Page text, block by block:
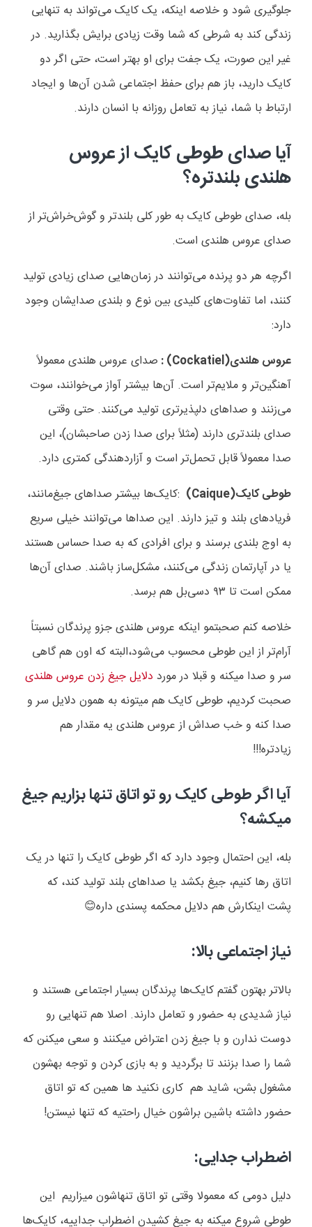
جلوگیری شود و خلاصه اینکه، یک کایک می‌تواند به تنهایی
زندگی کند به شرطی که شما وقت زیادی برایش بگذارید. در
غیر این صورت، یک جفت برای او بهتر است، حتی اگر دو
کایک دارید، باز هم برای حفظ اجتماعی شدن آن‌ها و ایجاد
ارتباط با شما، نیاز به تعامل روزانه با انسان دارند.
آیا صدای طوطی کایک از عروس
هلندی بلندتره؟
بله، صدای طوطی کایک به طور کلی بلندتر و گوش‌خراش‌تر از
صدای عروس هلندی است.
اگرچه هر دو پرنده می‌توانند در زمان‌هایی صدای زیادی تولید
کنند، اما تفاوت‌های کلیدی بین نوع و بلندی صدایشان وجود
دارد:
عروس هلندی(Cockatiel)
: صدای عروس هلندی معمولاً
آهنگین‌تر و ملایم‌تر است. آن‌ها بیشتر آواز می‌خوانند، سوت
می‌زنند و صداهای دلپذیرتری تولید می‌کنند. حتی وقتی
صدای بلندتری دارند (مثلاً برای صدا زدن صاحبشان)، این
صدا معمولاً قابل تحمل‌تر است و آزاردهندگی کمتری دارد.
طوطی کایک(Caique) :کایک‌ها بیشتر صداهای جیغ‌مانند،
فریادهای بلند و تیز دارند. این صداها می‌توانند خیلی سریع
به اوج بلندی برسند و برای افرادی که به صدا حساس هستند
یا در آپارتمان زندگی می‌کنند، مشکل‌ساز باشند. صدای آن‌ها
ممکن است تا ۹۳ دسی‌بل هم برسد.
خلاصه کنم صحبتمو اینکه عروس هلندی جزو پرندگان نسبتاً
آرام‌تر از این طوطی محسوب می‌شود،البته که اون هم گاهی
سر و صدا میکنه و قبلا در مورد دلایل جیغ زدن عروس هلندی
صحبت کردیم، طوطی کایک هم میتونه به همون دلایل سر و
صدا کنه و خب صداش از عروس هلندی یه مقدار هم
زیادتره!!!
آیا اگر طوطی کایک رو تو اتاق تنها بزاریم جیغ
میکشه؟
بله، این احتمال وجود دارد که اگر طوطی کایک را تنها در یک
اتاق رها کنیم، جیغ بکشد یا صداهای بلند تولید کند، که
پشت اینکارش هم دلایل محکمه پسندی داره😊
نیاز اجتماعی بالا:
بالاتر بهتون گفتم کایک‌ها پرندگان بسیار اجتماعی هستند و
نیاز شدیدی به حضور و تعامل دارند. اصلا هم تنهایی رو
دوست ندارن و با جیغ زدن اعتراض میکنند و سعی میکنن که
شما را صدا بزنند تا برگردید و به بازی کردن و توجه بهشون
مشغول بشن، شاید هم کاری نکنید ها همین که تو اتاق
حضور داشته باشین براشون خیال راحتیه که تنها نیستن!
اضطراب جدایی:
دلیل دومی که معمولا وقتی تو اتاق تنهاشون میزاریم این
طوطی شروع میکنه به جیغ کشیدن اضطراب جداییه، کایک‌ها